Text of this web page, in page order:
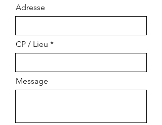
Adresse
CP / Lieu
Message